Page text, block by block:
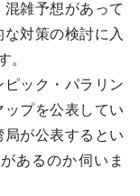
雑予想があって
対策の検討に入
。
ック・パラリン
プを公表してい
が公表するとい
あるのか伺いま